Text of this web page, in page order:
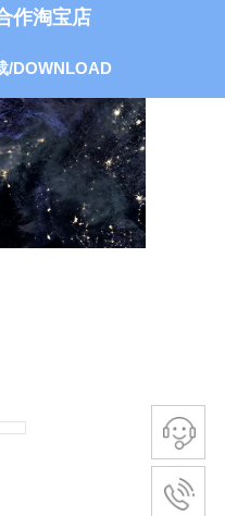
/DOWNLOAD
作淘宝店​